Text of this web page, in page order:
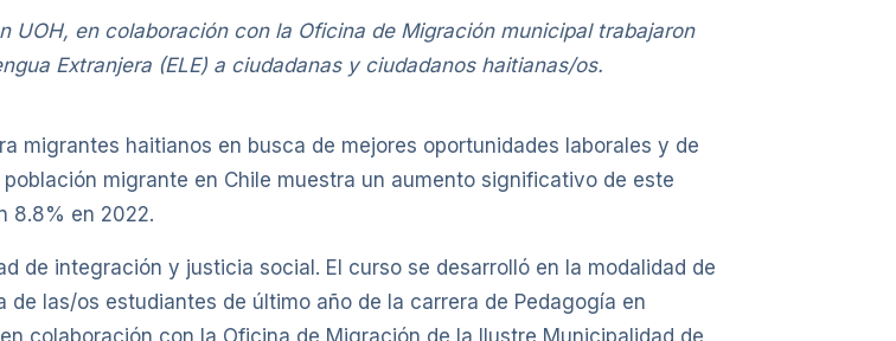
UOH, en colaboración con la Oficina de Migración municipal trabajaron
Extranjera (ELE) a ciudadanas y ciudadanos haitianas/os.
migrantes haitianos en busca de mejores oportunidades laborales y de
migrante en Chile muestra un aumento significativo de este
8.8% en 2022.
de integración y justicia social. El curso se desarrolló en la modalidad de
las/os estudiantes de último año de la carrera de Pedagogía en
colaboración con la Oficina de Migración de la Ilustre Municipalidad de